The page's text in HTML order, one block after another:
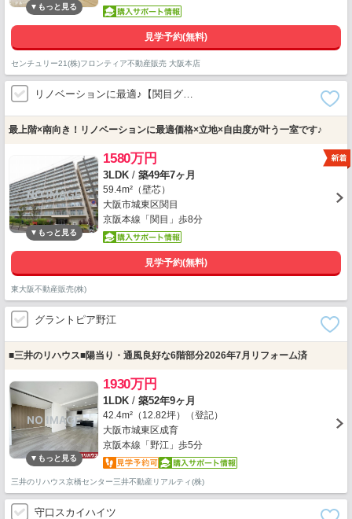
見学予約(無料)
センチュリー21(株)フロンティア不動産販売 大阪本店
リノベーションに最適♪【関目グ…
最上階×南向き！リノベーションに最適価格×立地×自由度が叶う一室です♪
1580万円
3LDK / 築49年7ヶ月
59.4m²（壁芯）
大阪市城東区関目
京阪本線「関目」歩8分
見学予約(無料)
東大阪不動産販売(株)
グラントピア野江
■三井のリハウス■陽当り・通風良好な6階部分2026年7月リフォーム済
1930万円
1LDK / 築52年9ヶ月
42.4m²（12.82坪）（登記）
大阪市城東区成育
京阪本線「野江」歩5分
三井のリハウス京橋センター三井不動産リアルティ(株)
守口スカイハイツ